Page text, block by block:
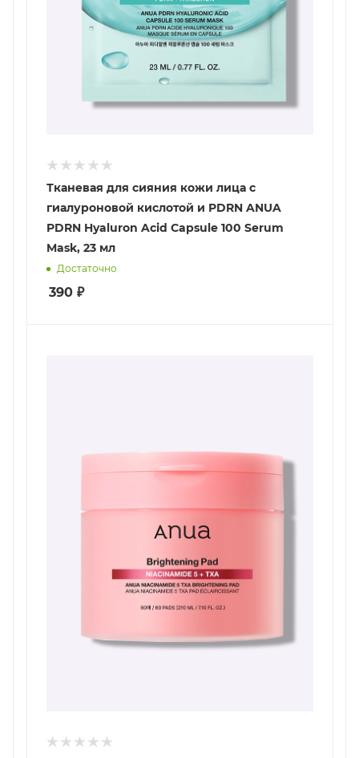
Тканевая для сияния кожи лица с
гиалуроновой кислотой и PDRN ANUA
PDRN Hyaluron Acid Capsule 100 Serum
Mask, 23 мл
Достаточно
390 ₽